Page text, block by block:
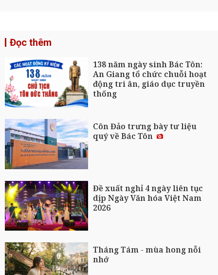
Đọc thêm
138 năm ngày sinh Bác Tôn:
An Giang tổ chức chuỗi hoạt
động tri ân, giáo dục truyền
thống
Côn Đảo trưng bày tư liệu
quý về Bác Tôn
Đề xuất nghỉ 4 ngày liên tục
dịp Ngày Văn hóa Việt Nam
2026
Tháng Tám - mùa hong nỗi
nhớ